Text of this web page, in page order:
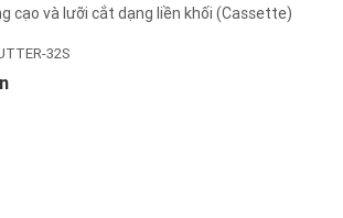
cạo và lưỡi cắt dạng liền khối (Cassette)
32S